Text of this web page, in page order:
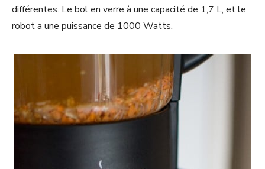
différentes. Le bol en verre à une capacité de 1,7 L, et le
robot a une puissance de 1000 Watts.